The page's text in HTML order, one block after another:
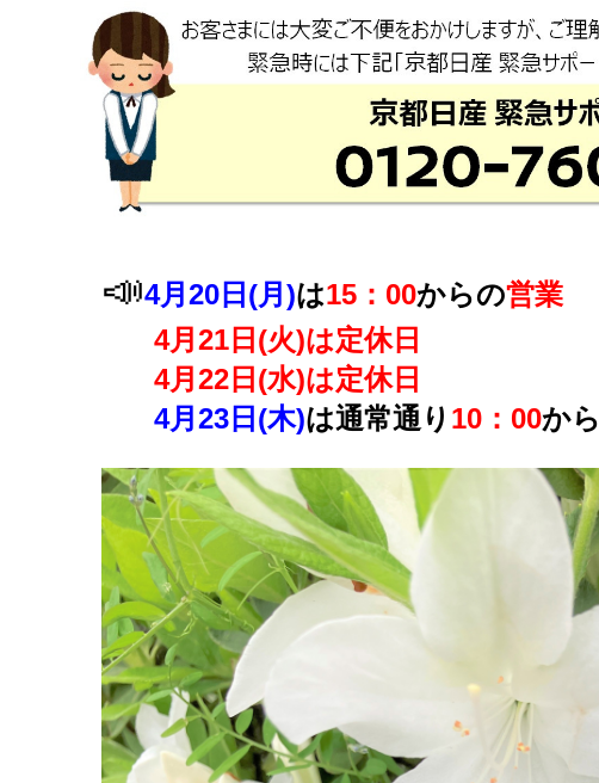
📣4月20日(月)は15：00からの営業
4月21日(火)は定休日
4月22日(水)は定休日
4月23日(木)は通常通り 10：00から